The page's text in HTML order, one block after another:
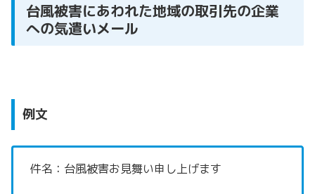
台風被害にあわれた地域の取引先の企業
への気遣いメール
例文
件名：台風被害お見舞い申し上げます